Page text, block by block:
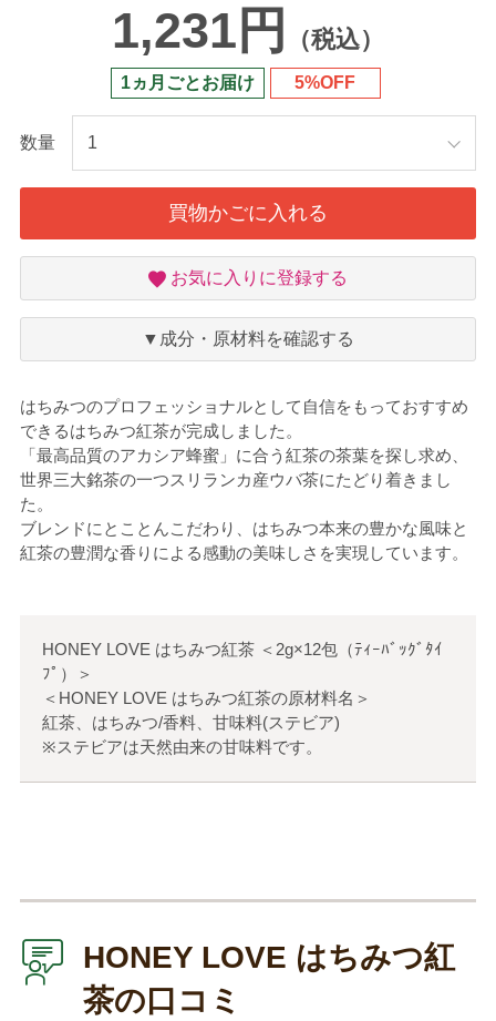
1,231円 （税込）
1ヵ月ごとお届け 5%OFF
数量
買物かごに入れる
お
入
り
お気に入りに登録する
▼成分・原材料を確認する
はちみつのプロフェッショナルとして自信をもっておすすめ
できるはちみつ紅茶が完成しました。
「最高品質のアカシア蜂蜜」に合う紅茶の茶葉を探し求め、
世界三大銘茶の一つスリランカ産ウバ茶にたどり着きまし
た。
ブレンドにとことんこだわり、はちみつ本来の豊かな風味と
紅茶の豊潤な香りによる感動の美味しさを実現しています。
HONEY LOVE はちみつ紅茶＜ 2g×12包（ﾃｨｰﾊﾞｯｸﾞﾀｲ
ﾌﾟ）
＞
＜HONEY LOVE はちみつ紅茶の原材料名＞
紅茶、はちみつ/香料、甘味料(ステビア)
※ステビアは天然由来の甘味料です。
HONEY LOVE はちみつ紅
茶の口コミ